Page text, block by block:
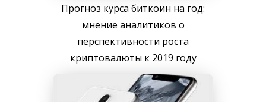
Прогноз курса биткоин на год:
мнение аналитиков о
перспективности роста
криптовалюты к 2019 году